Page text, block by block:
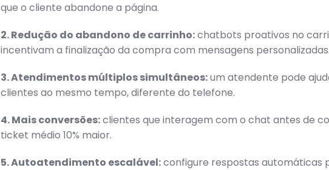
que o cliente abandone a página.
2. Redução do abandono de carrinho:chatbots proativos no
incentivam a finalização da compra com mensagens personalizadas.
3. Atendimentos múltiplos simultâneos:um atendente pode
clientes ao mesmo tempo, diferente do telefone.
4. Mais conversões:clientes que interagem com o chat antes de
ticket médio 10% maior.
5. Autoatendimento escalável:configure respostas automáticas